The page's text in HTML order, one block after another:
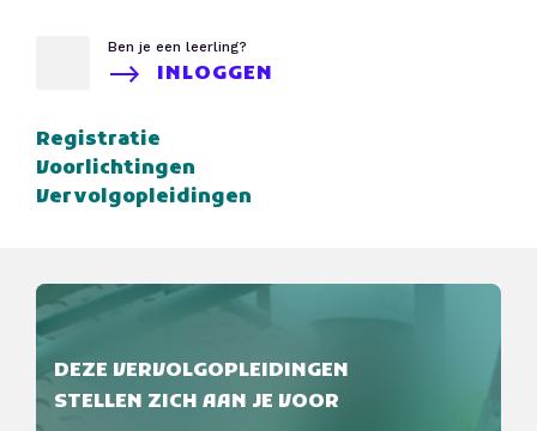
Ben je een leerling?
INLOGGEN
Registratie
Voorlichtingen
Vervolgopleidingen
DEZE VERVOLGOPLEIDINGEN
STELLEN ZICH AAN JE VOOR